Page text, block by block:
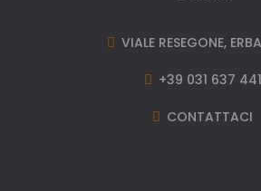
 VIALE RESEGONE,
 +39 031 637 441
 CONTATTACI